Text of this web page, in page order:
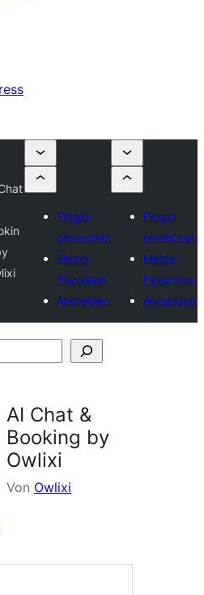
Plugin
einreichen
Meine
Favoriten
Anmelden
Plugin
einreichen
Meine
Favoriten
Anmelden
AI Chat &
Booking by
Owlixi
Von Owlixi